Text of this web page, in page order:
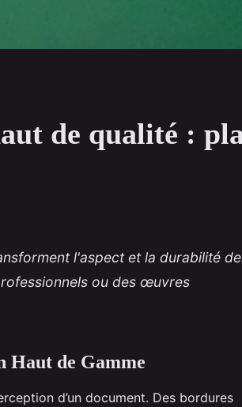
de qualité :
l'aspect et la durabilité
ou des œuvres
Haut de Gamme
d’un document. Des bordures